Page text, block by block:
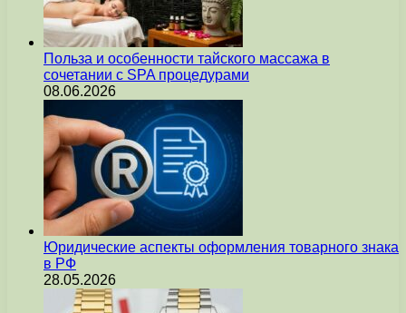
Польза и особенности тайского массажа в
сочетании с SPA процедурами
08.06.2026
Юридические аспекты оформления товарного знака
в РФ
28.05.2026